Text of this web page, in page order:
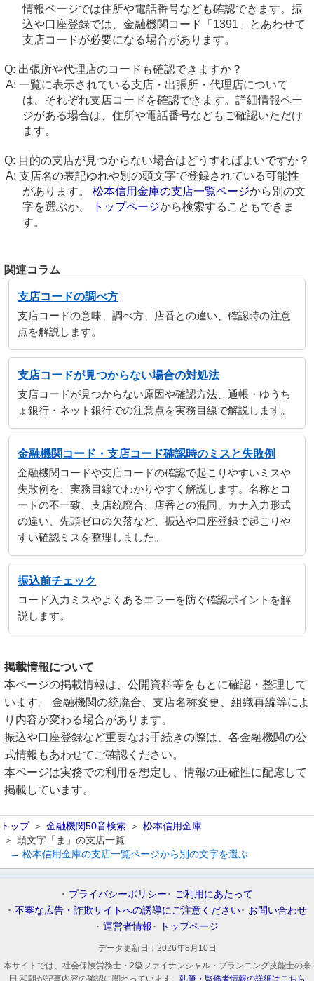
情報ページでは住所や電話番号なども確認できます。振
込や口座登録では、金融機関コード「1391」とあわせて
支店コードが必要になる場合があります。
出張所や代理店のコードも確認できますか？
一覧に表示されている支店・出張所・代理店について
は、それぞれ支店コードを確認できます。詳細情報ペー
ジがある場合は、住所や電話番号などもご確認いただけ
ます。
目的の支店が見つからない場合はどうすればよいですか？
支店名の表記ゆれや別の頭文字で登録されている可能性
があります。 松本信用金庫の支店一覧ページから別の文
字を選ぶか、
トップページから検索することもできま
す。
関連コラム
支店コードの調べ方
支店コードの意味、調べ方、店番との違い、確認時の注意
点を解説します。
支店コードが見つからない場合の対処法
支店コードが見つからない原因や確認方法、通帳・ゆうち
ょ銀行・ネット銀行での注意点を実務目線で解説します。
金融機関コード・支店コード確認時のミスと失敗例
金融機関コードや支店コードの確認で起こりやすいミスや
失敗例を、実務目線でわかりやすく解説します。名称とコ
ードの不一致、支店統廃合、店番との混同、カナ入力形式
の違い、先頭ゼロの欠落など、振込や口座登録で起こりや
すい確認ミスを整理しました。
振込前チェック
コード入力ミスやよくあるエラーを防ぐ確認ポイントを解
説します。
掲載情報について
本ページの掲載情報は、公開資料等をもとに確認・整理して
います。 金融機関の統廃合、支店名称変更、組織再編等によ
り内容が変わる場合があります。
振込や口座登録など重要なお手続きの際は、各金融機関の公
式情報もあわせてご確認ください。
本ページは実務での利用を想定し、情報の正確性に配慮して
掲載しています。
トップ 金融機関50音検索
松本信用金庫
頭文字「ま」の支店一覧
← 松本信用金庫の支店一覧ページから別の文字を選ぶ
プライバシーポリシー
ご利用にあたって
不審な広告・詐欺サイトへの誘導にご注意ください
お問い合わせ
運営者情報
トップページ
データ更新日： 2026年8月10日
本サイトでは、社会保険労務士・2級ファイナンシャル・プランニング技能士の来
田 和朝が記事内容の確認に関わっています。 執筆・監修者情報の詳細はこちら